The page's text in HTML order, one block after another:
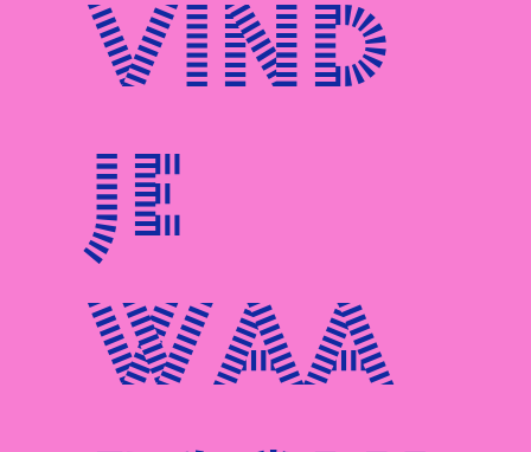
vind
je
waa